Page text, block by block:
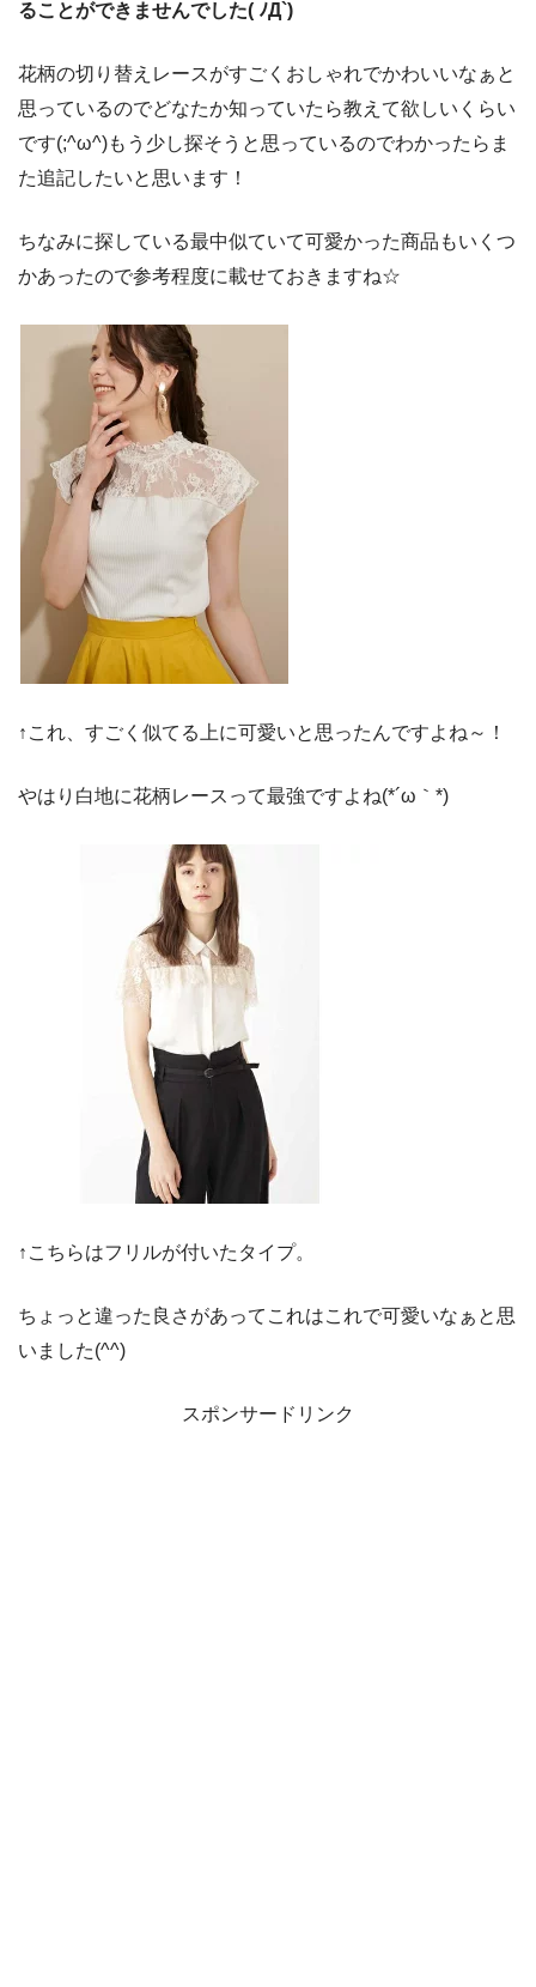
ることができませんでした( ﾉД`)
花柄の切り替えレースがすごくおしゃれでかわいいなぁと
思っているのでどなたか知っていたら教えて欲しいくらい
です(;^ω^)もう少し探そうと思っているのでわかったらま
た追記したいと思います！
ちなみに探している最中似ていて可愛かった商品もいくつ
かあったので参考程度に載せておきますね☆
↑これ、すごく似てる上に可愛いと思ったんですよね～！
やはり白地に花柄レースって最強ですよね(*´ω｀*)
↑こちらはフリルが付いたタイプ。
ちょっと違った良さがあってこれはこれで可愛いなぁと思
いました(^^)
スポンサードリンク